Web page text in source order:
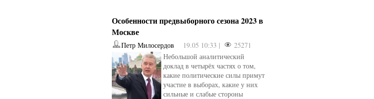
Особенности предвыборного сезона 2023 в
Москве
Петр Милосердов 19.05 10:33 |
25271
Небольшой аналитический
доклад в четырёх частях о том,
какие политические силы примут
участие в выборах, какие у них
сильные и слабые стороны